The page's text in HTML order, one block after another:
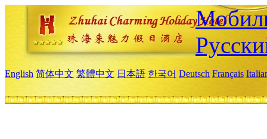
English 简体中文 繁體中文 日本語 한국어 Deutsch Français